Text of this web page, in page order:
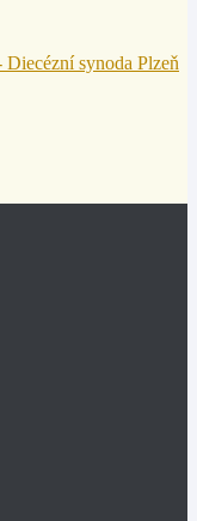
synoda Plzeň